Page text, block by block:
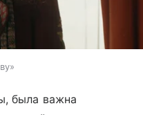
была важна